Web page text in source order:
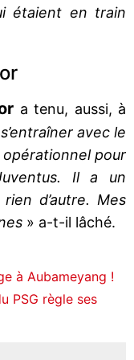
étaient en train
a tenu, aussi, à
avec le
pour
Il a un
d’autre. Mes
» a-t-il lâché.
à Aubameyang !
PSG règle ses